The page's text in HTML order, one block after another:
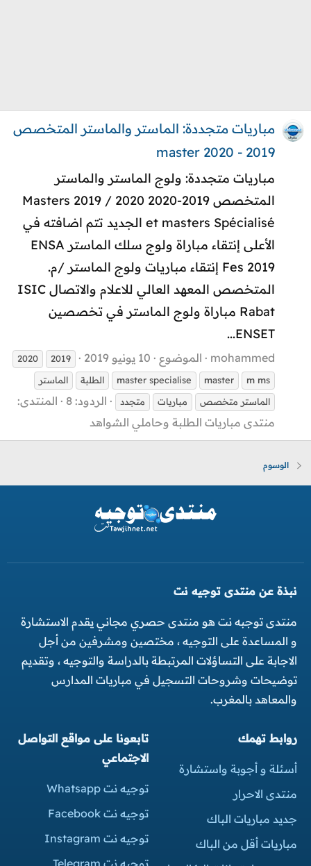
مباريات متجددة: الماستر والماستر المتخصص
2019 - 2020 master
مباريات متجددة: ولوج الماستر والماستر
المتخصص 2019-2020 2020 / 2019 Masters
et masters Spécialisé الجديد تتم اضافته في
الأعلى إنتقاء مباراة ولوج سلك الماستر ENSA
Fes 2019 إنتقاء مباريات ولوج الماستر /م.
المتخصص المعهد العالي للاعلام والاتصال ISIC
Rabat مباراة ولوج الماستر في تخصصين
ENSET...
mohammed الموضوع 10 يونيو 2019 2019
2020
m ms
master
master specialise الطلبة
الماستر
الماستر متخصص
مباريات متجدد الردود: 8
المنتدى:
منتدى مباريات الطلبة وحاملي الشواهد
الوسوم
نبذة عن منتدى توجيه نت
منتدى توجبه نت هو منتدى حصري مجاني يقدم الاستشارة
و المساعدة على التوجيه ، مختصين ومشرفين من أجل
الاجابة على التساؤلات المرتبطة بالدراسة والتوجيه ، وتقديم
توضيحات وشروحات التسجيل في مباريات المدارس
والمعاهد بالمغرب.
روابط تهمك
أسئلة و أجوبة واستشارة
منتدى الاحرار
جديد مباريات الباك
مباريات أقل من الباك
تابعونا على مواقع التواصل
الاجتماعي
توجيه نت Whatsapp
توجيه نت Facebook
توجيه نت Instagram